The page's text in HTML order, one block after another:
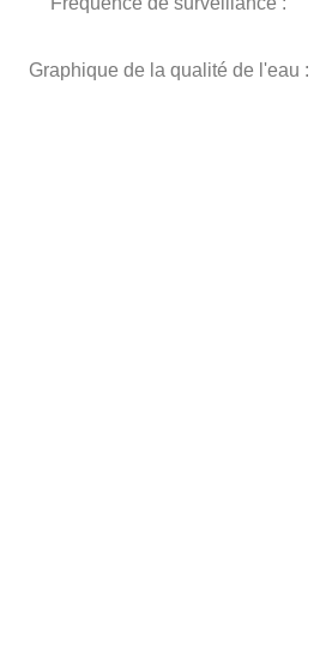
Graphique de la qualité de l'eau :